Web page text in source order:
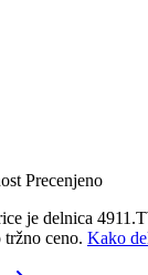
Precenjeno
je delnica
tržno ceno. Kako